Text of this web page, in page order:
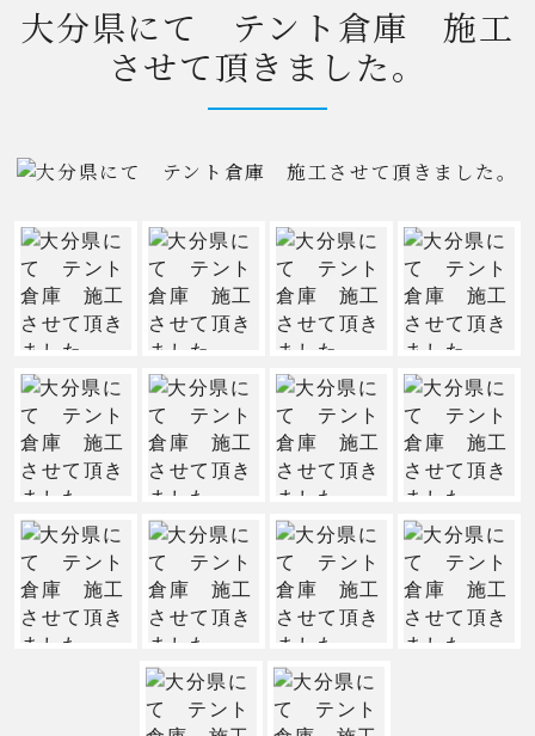
大分県にて テント倉庫 施工
させて頂きました。